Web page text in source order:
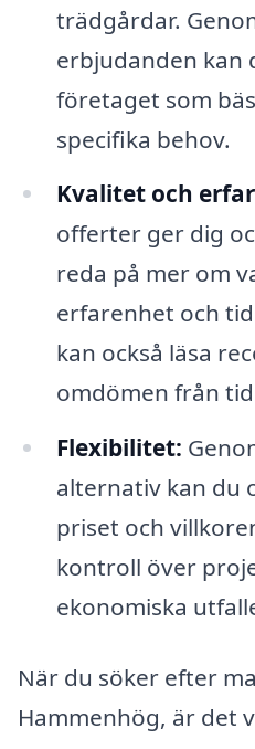
trädgårdar.
erbjudanden kan
företaget som
specifika behov.
Kvalitet och
offerter ger dig
reda på mer om
erfarenhet och
kan också läsa
omdömen från
Flexibilitet:
alternativ kan du
priset och
kontroll över
ekonomiska
När du söker efter
Hammenhög, är det